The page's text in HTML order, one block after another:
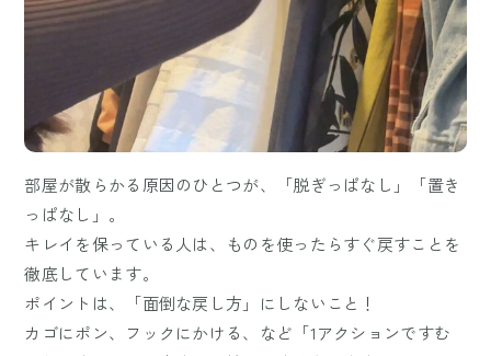
部屋が散らかる原因のひとつが、「脱ぎっぱなし」「置き
っぱなし」。
キレイを保っている人は、ものを使ったらすぐ戻すことを
徹底しています。
ポイントは、「面倒な戻し方」にしないこと！
カゴにポン、フックにかける、など「1アクションですむ